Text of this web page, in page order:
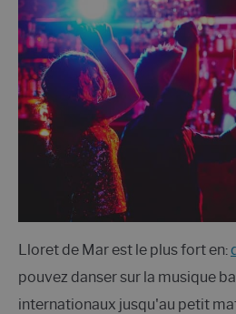
Lloret de Mar est le plus fort en:
pouvez danser sur la musique
internationaux jusqu'au petit